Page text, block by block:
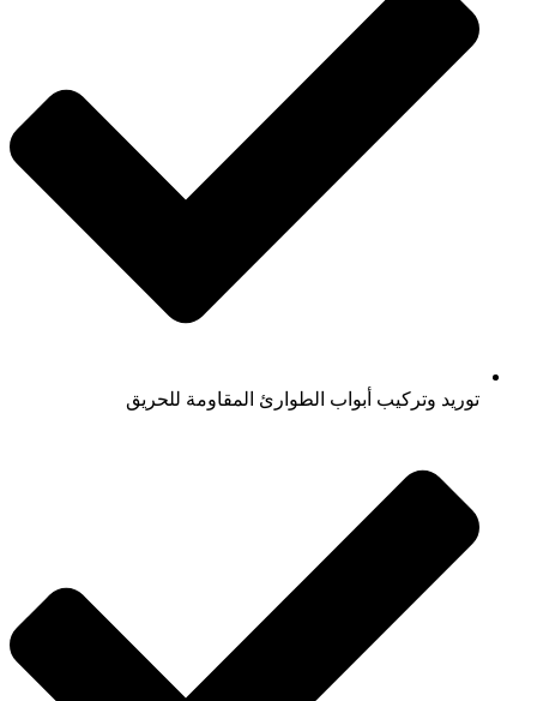
توريد وتركيب أبواب الطوارئ المقاومة للحريق